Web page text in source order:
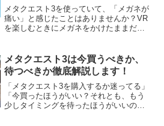
メタクエスト3を使っていて、「メガネが
痛い」と感じたことはありませんか？VR
を楽しむときにメガネをかけたままだ
みが長引いて、どんどんストレスになっ
てしまいます。そこで今...
メタクエスト3は今買うべきか、
待つべきか徹底解説します！
「メタクエスト3を購入するか迷ってる」
「今買ったほうがいい？それとも、もう
少しタイミングを待ったほうがいいのか